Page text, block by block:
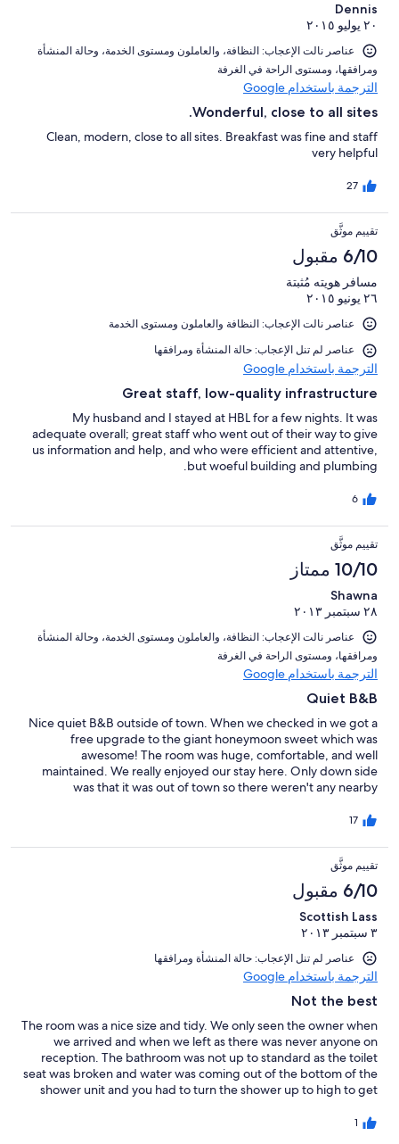
Dennis
٢٠ يوليو ٢٠١٥
عناصر نالت الإعجاب: ⁦النظافة⁩، و⁦العاملون ومستوى الخدمة⁩، و⁦حالة المنشأة
ومرافقها⁩، و⁦مستوى الراحة في الغرفة⁩
الترجمة باستخدام Google
Wonderful, close to all sites.
Clean, modern, close to all sites. Breakfast was fine and staff
very helpful
27
تقييم موثَّق
6/10 مقبول
مسافر هويته مُثبتة
٢٦ يونيو ٢٠١٥
عناصر نالت الإعجاب: ⁦النظافة⁩ و⁦العاملون ومستوى الخدمة⁩
عناصر لم تنل الإعجاب: حالة المنشأة ومرافقها
الترجمة باستخدام Google
Great staff, low-quality infrastructure
My husband and I stayed at HBL for a few nights. It was
adequate overall; great staff who went out of their way to give
us information and help, and who were efficient and attentive,
but woeful building and plumbing.
6
تقييم موثَّق
10/10 ممتاز
Shawna
٢٨ سبتمبر ٢٠١٣
عناصر نالت الإعجاب: ⁦النظافة⁩، و⁦العاملون ومستوى الخدمة⁩، و⁦حالة المنشأة
ومرافقها⁩، و⁦مستوى الراحة في الغرفة⁩
الترجمة باستخدام Google
Quiet B&B
Nice quiet B&B outside of town. When we checked in we got a
free upgrade to the giant honeymoon sweet which was
awesome! The room was huge, comfortable, and well
maintained. We really enjoyed our stay here. Only down side
was that it was out of town so there weren't any nearby
nice bar but we were there out of season so it was closed for the
Owner was very nice, helpful, and had recommendations on
sites to see on the island.
17
تقييم موثَّق
6/10 مقبول
Scottish Lass
٣ سبتمبر ٢٠١٣
عناصر لم تنل الإعجاب: حالة المنشأة ومرافقها
الترجمة باستخدام Google
Not the best
The room was a nice size and tidy. We only seen the owner when
we arrived and when we left as there was never anyone on
reception. The bathroom was not up to standard as the toilet
seat was broken and water was coming out of the bottom of the
shower unit and you had to turn the shower up to high to get
the water would get very hot then cold without warning. The
1